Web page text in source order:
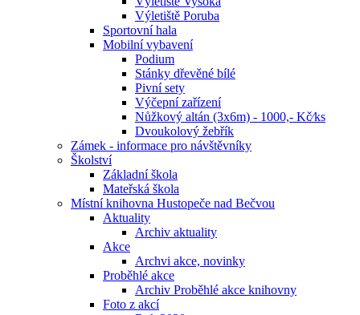
Výletiště Poruba
Sportovní hala
Mobilní vybavení
Podium
Stánky dřevěné bílé
Pivní sety
Výčepní zařízení
Nůžkový altán (3x6m) - 1000,- Kč⁄ks
Dvoukolový žebřík
Zámek - informace pro návštěvníky
Školství
Základní škola
Mateřská škola
Místní knihovna Hustopeče nad Bečvou
Aktuality
Archiv aktuality
Akce
Archvi akce, novinky
Proběhlé akce
Archiv Proběhlé akce knihovny
Foto z akcí